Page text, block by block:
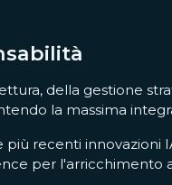
della gestione
la massima
recenti innovazioni
per l'arricchimento